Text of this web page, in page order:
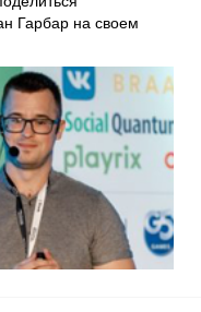
Гарбар на своем